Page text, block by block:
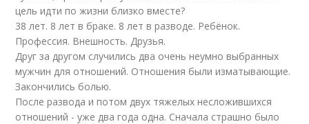
цель идти по жизни близко вместе?
38 лет. 8 лет в браке. 8 лет в разводе. Ребёнок.
Профессия. Внешность. Друзья.
Друг за другом случились два очень неумно выбранных
мужчин для отношений. Отношения были изматывающие.
Закончились болью.
После развода и потом двух тяжелых несложившихся
отношений - уже два года одна. Сначала страшно было